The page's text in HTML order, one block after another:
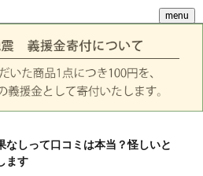
menu
なしって口コミは本当？怪しいと
ます